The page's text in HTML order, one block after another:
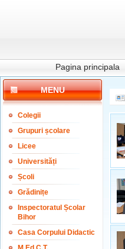
Pagina principala
MENU
Colegii
Grupuri școlare
Licee
Universități
Școli
Grădinițe
Inspectoratul Școlar
Bihor
Casa Corpului Didactic